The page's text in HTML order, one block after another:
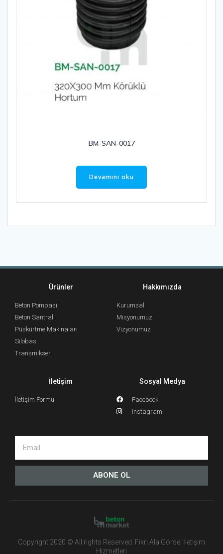
BM-SAN-0017
Devamını oku
Ürünler
Beton Pompası
Beton Santrali
Püskürtme Makinaları
Silobas
Transmikser
Hakkımızda
Kurumsal
Misyonumuz
Vizyonumuz
İletişim
İletişim Formu
Sosyal Medya
Facebook
Instagram
ABONE OL
Copyright 2020 © All rights Reserved. Fikri Ala Görsel İletişim
Hizmetleri